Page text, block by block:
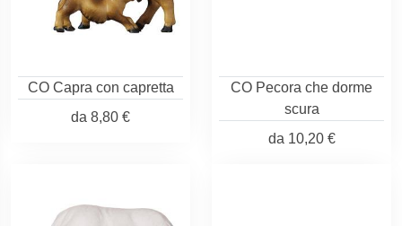
CO Capra con capretta
da 8,80 €
CO Pecora che dorme
scura
da 10,20 €